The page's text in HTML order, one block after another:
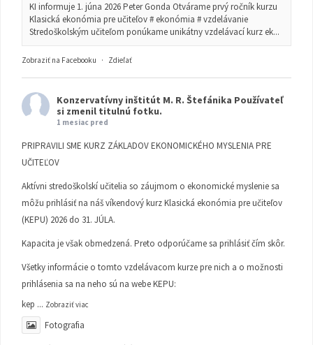
KI informuje 1. júna 2026 Peter Gonda Otvárame prvý ročník kurzu
Klasická ekonómia pre učiteľov # ekonómia # vzdelávanie
Stredoškolským učiteľom ponúkame unikátny vzdelávací kurz ek...
Zobraziť na Facebooku · Zdieľať
Konzervatívny inštitút M. R. Štefánika Používateľ
si zmenil titulnú fotku.
1 mesiac pred
PRIPRAVILI SME KURZ ZÁKLADOV EKONOMICKÉHO MYSLENIA PRE
UČITEĽOV
Aktívni stredoškolskí učitelia so záujmom o ekonomické myslenie sa
môžu prihlásiť na náš víkendový kurz Klasická ekonómia pre učiteľov
(KEPU) 2026 do 31. JÚLA.
Kapacita je však obmedzená. Preto odporúčame sa prihlásiť čím skôr.
Všetky informácie o tomto vzdelávacom kurze pre nich a o možnosti
prihlásenia sa na neho sú na webe KEPU:
kep ... Zobraziť viac
Fotografia